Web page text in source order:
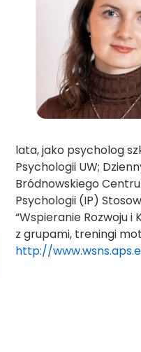
lata, jako psycholog
Psychologii UW;
Bródnowskiego
Psychologii (IP)
“Wspieranie Rozwoju
z grupami, treningi
http://